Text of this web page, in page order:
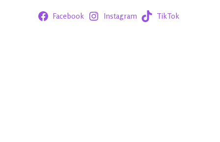
Facebook Instagram TikTok